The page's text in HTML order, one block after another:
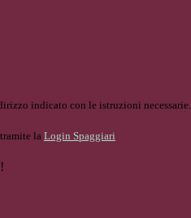
indicato con le istruzioni necessarie.
la Login Spaggiari